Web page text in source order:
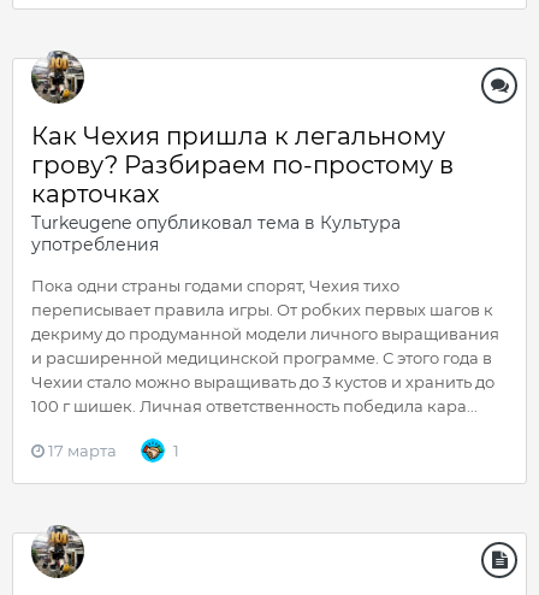
Как Чехия пришла к легальному
грову? Разбираем по-простому в
карточках
Turkeugene опубликовал тема в Культура
употребления
Пока одни страны годами спорят, Чехия тихо
переписывает правила игры. От робких первых шагов к
декриму до продуманной модели личного выращивания
и расширенной медицинской программе. С этого года в
Чехии стало можно выращивать до 3 кустов и хранить до
100 г шишек. Личная ответственность победила кара...
17 марта 1